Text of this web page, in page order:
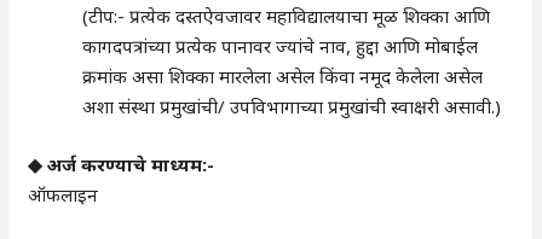
(टीप:- प्रत्येक दस्तऐवजावर महाविद्यालयाचा मूळ शिक्का आणि
कागदपत्रांच्या प्रत्येक पानावर ज्यांचे नाव, हुद्दा आणि मोबाईल
क्रमांक असा शिक्का मारलेला असेल किंवा नमूद केलेला असेल
अशा संस्था प्रमुखांची/ उपविभागाच्या प्रमुखांची स्वाक्षरी असावी.)
◆ अर्ज करण्याचे माध्यम:-
ऑफलाइन